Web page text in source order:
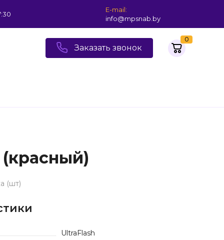
E-mail:
info@mpsnab.by
Заказать звонок
0
(красный)
(шт)
UltraFlash